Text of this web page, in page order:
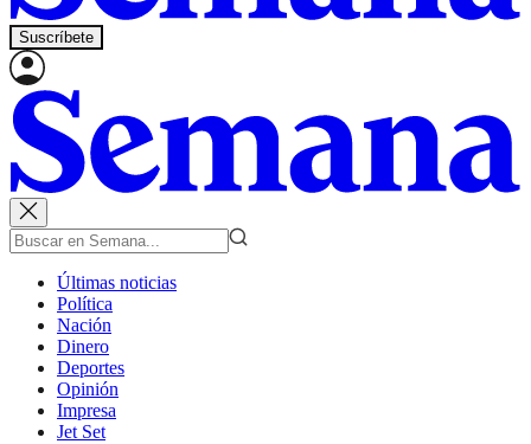
Suscríbete
Últimas noticias
Política
Nación
Dinero
Deportes
Opinión
Impresa
Jet Set